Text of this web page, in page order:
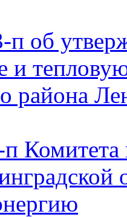
об
и
района
Комитета